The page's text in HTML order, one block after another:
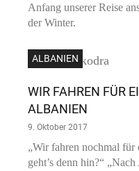
Anfang unserer Reise
der Winter.
ALBANIEN
WIR FAHREN FÜR
ALBANIEN
9. Oktober 2017
„Wir fahren nochmal für
geht’s denn hin?“